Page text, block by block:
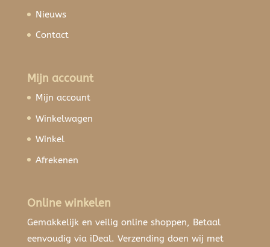
Nieuws
Contact
Mijn account
Mijn account
Winkelwagen
Winkel
Afrekenen
Online winkelen
Gemakkelijk en veilig online shoppen, Betaal
eenvoudig via iDeal. Verzending doen wij met